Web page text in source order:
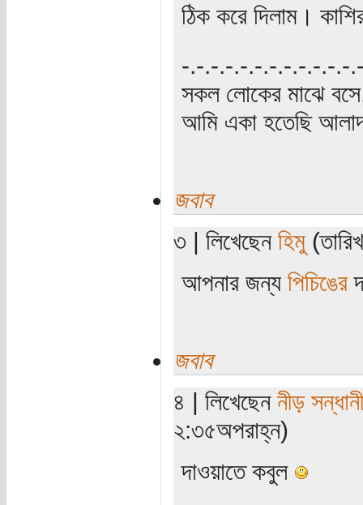
ঠিক করে দিলাম।
‍‌-.-.-.-.-.-.-.-.-.-.-.-
সকল লোকের মাঝে
আমি একা হতেছি
জবাব
৩ | লিখেছেন হিমু
আপনার জন্য পিচিঙের
জবাব
৪ | লিখেছেন নীড় সন্ধানী
২:৩৫অপরাহ্ন)
দাওয়াতে কবুল